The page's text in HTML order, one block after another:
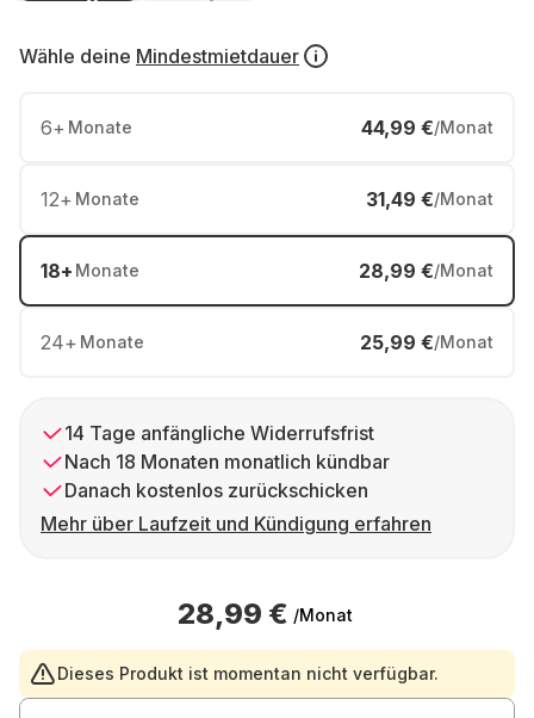
Wähle deine Mindestmietdauer
6+ Monate 44,99 €/Monat
12+ Monate 31,49 €/Monat
18+ Monate 28,99 €/Monat
24+ Monate 25,99 €/Monat
14 Tage anfängliche Widerrufsfrist
Nach 18 Monaten monatlich kündbar
Danach kostenlos zurückschicken
Mehr über Laufzeit und Kündigung erfahren
28,99 € /Monat
Dieses Produkt ist momentan nicht verfügbar.